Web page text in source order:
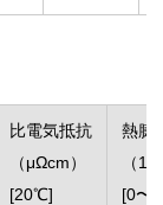
比電気抵抗
（μΩcm）
[20℃]
熱膨
（10
[0〜